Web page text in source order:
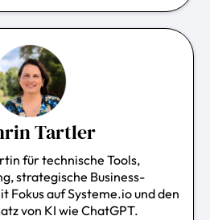
Tartler
für technische Tools,
strategische Business-
Fokus aufSysteme.iound den
von KI wie ChatGPT.